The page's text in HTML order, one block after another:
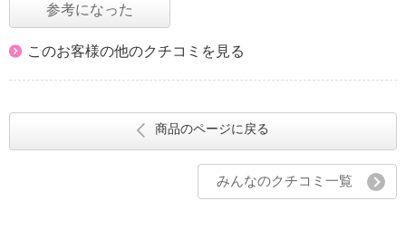
参考になった
このお客様の他のクチコミを見る
商品のページに戻る
みんなのクチコミ一覧